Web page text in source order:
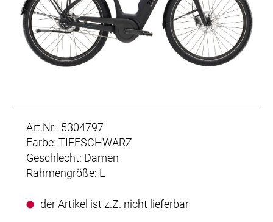
Art.Nr. 5304797
Farbe: TIEFSCHWARZ
Geschlecht: Damen
Rahmengröße: L
der Artikel ist z.Z. nicht lieferbar